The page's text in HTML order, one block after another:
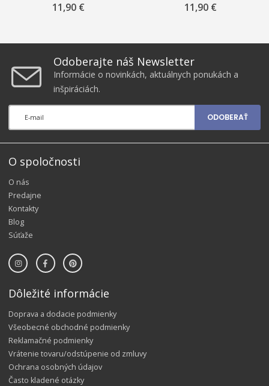
11,90 € 11,90 €
Odoberajte náš Newsletter
Informácie o novinkách, aktuálnych ponukách a
inšpiráciách.
ODOBERAŤ
O spoločnosti
O nás
Predajne
Kontakty
Blog
Súťaže
Dôležité informácie
Doprava a dodacie podmienky
Všeobecné obchodné podmienky
Reklamačné podmienky
Vrátenie tovaru/odstúpenie od zmluvy
Ochrana osobných údajov
Často kladené otázky